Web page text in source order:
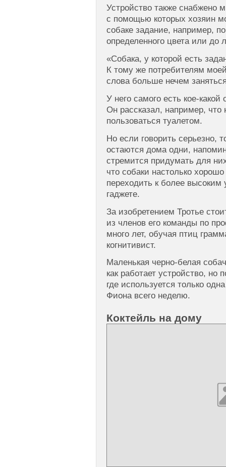
Устройство также снабжено
с помощью которых хозяин
собаке задание, например,
определенного цвета или до
«Собака, у которой есть
К тому же потребителям
слова больше нечем
У него самого есть кое-
Он рассказал, например, что
пользоваться туалетом.
Но если говорить серьезно,
остаются дома одни,
стремится придумать для
что собаки настолько
переходить к более высоким
гаджете.
За изобретением Тротье
из членов его команды по
много лет, обучая птиц
когнитивист.
Маленькая черно-белая
как работает устройство, но
где используется только
Фиона всего неделю.
Коктейль на дому